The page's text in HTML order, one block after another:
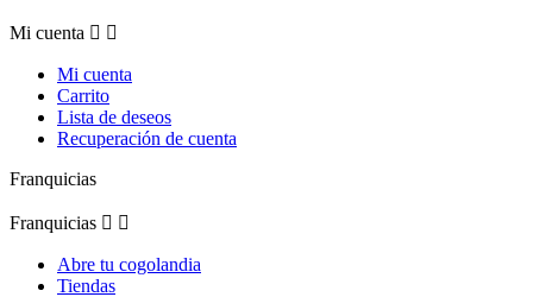
Mi cuenta  
Mi cuenta
Carrito
Lista de deseos
Recuperación de cuenta
Franquicias
Franquicias  
Abre tu cogolandia
Tiendas